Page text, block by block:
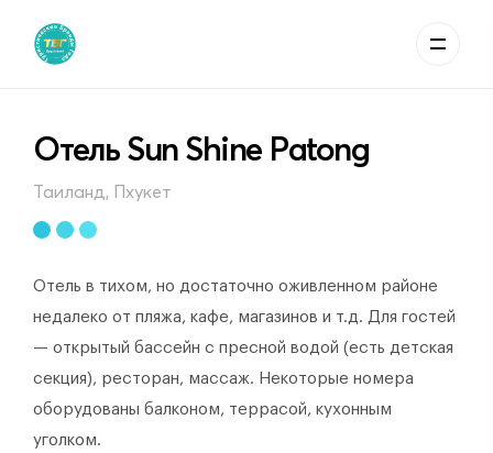
Отель Sun Shine Patong
Таиланд, Пхукет
Отель в тихом, но достаточно оживленном районе
недалеко от пляжа, кафе, магазинов и т.д. Для гостей
— открытый бассейн с пресной водой (есть детская
секция), ресторан, массаж. Некоторые номера
оборудованы балконом, террасой, кухонным
уголком.